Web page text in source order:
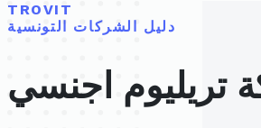
TROVIT
دليل الشركات التونسية
تريليوم اجنسي